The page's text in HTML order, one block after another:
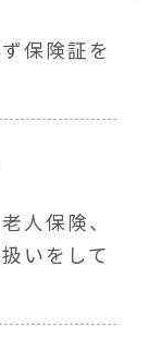
保険証を
人保険、
いをして